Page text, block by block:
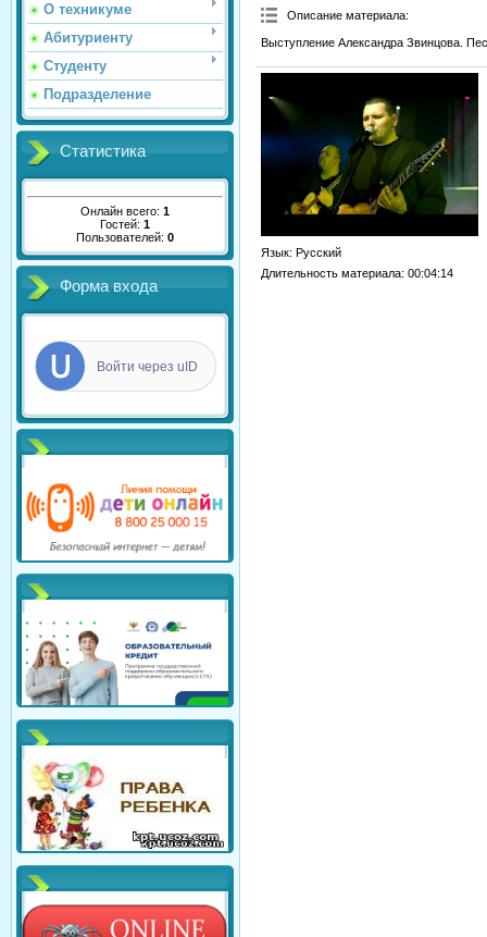
О техникуме
Абитуриенту
Студенту
Подразделение
Статистика
Онлайн всего: 1
Гостей: 1
Пользователей: 0
Форма входа
Войти через uID
Описание материала:
Выступление Александра Звинцова.
Язык: Русский
Длительность материала: 00:04:14